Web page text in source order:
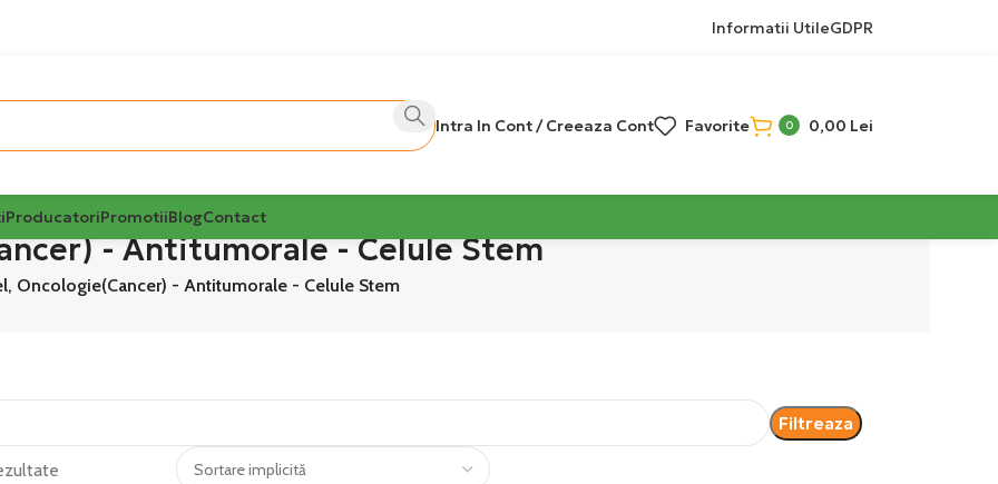
Informatii UtileGDPR
Intra In Cont / Creeaza Cont Favorite 0 0,00 Lei
ProducatoriPromotiiBlogContact
- Antitumorale - Celule Stem
Oncologie(Cancer) - Antitumorale - Celule Stem
Filtreaza